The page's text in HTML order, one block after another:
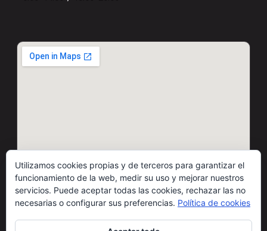
Utilizamos cookies propias y de terceros para garantizar el
funcionamiento de la web, medir su uso y mejorar nuestros
servicios. Puede aceptar todas las cookies, rechazar las no
necesarias o configurar sus preferencias. Política de cookies